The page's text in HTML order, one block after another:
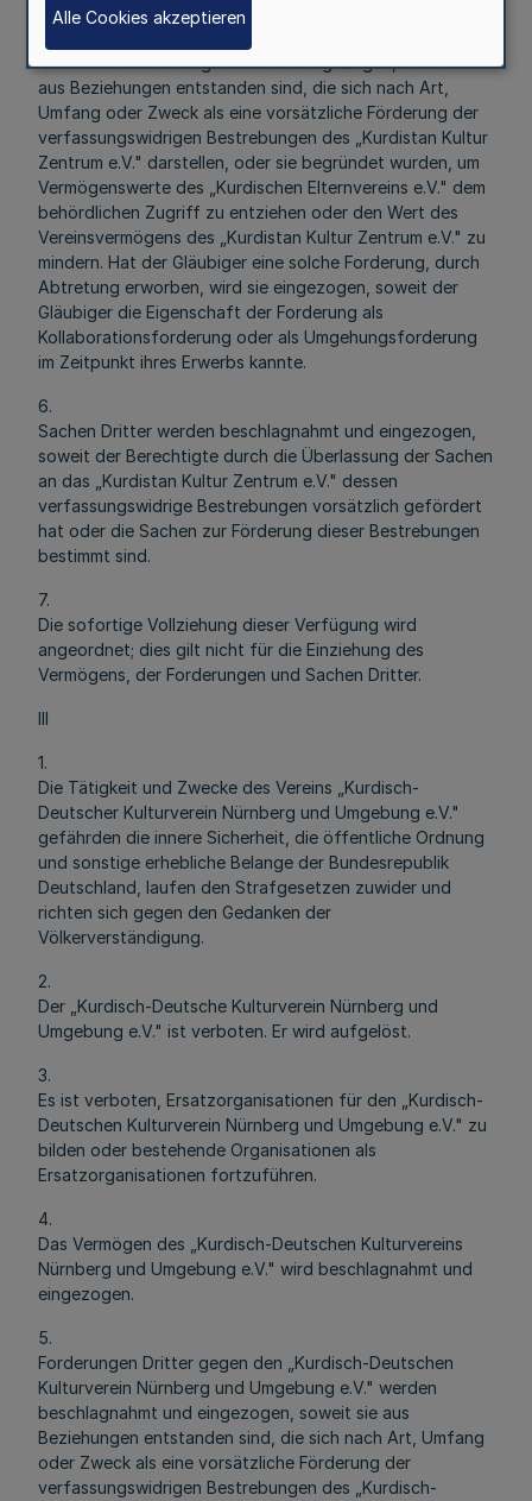
e.V." werden beschlagnahmt und eingezogen, soweit sie
aus Beziehungen entstanden sind, die sich nach Art,
Umfang oder Zweck als eine vorsätzliche Förderung der
verfassungswidrigen Bestrebungen des „Kurdistan Kultur
Zentrum e.V." darstellen, oder sie begründet wurden, um
Vermögenswerte des „Kurdischen Elternvereins e.V." dem
behördlichen Zugriff zu entziehen oder den Wert des
Vereinsvermögens des „Kurdistan Kultur Zentrum e.V." zu
mindern. Hat der Gläubiger eine solche Forderung, durch
Abtretung erworben, wird sie eingezogen, soweit der
Gläubiger die Eigenschaft der Forderung als
Kollaborationsforderung oder als Umgehungsforderung
im Zeitpunkt ihres Erwerbs kannte.
6.
Sachen Dritter werden beschlagnahmt und eingezogen,
soweit der Berechtigte durch die Überlassung der Sachen
an das „Kurdistan Kultur Zentrum e.V." dessen
verfassungswidrige Bestrebungen vorsätzlich gefördert
hat oder die Sachen zur Förderung dieser Bestrebungen
bestimmt sind.
7.
Die sofortige Vollziehung dieser Verfügung wird
angeordnet; dies gilt nicht für die Einziehung des
Vermögens, der Forderungen und Sachen Dritter.
III
1.
Die Tätigkeit und Zwecke des Vereins „Kurdisch-
Deutscher Kulturverein Nürnberg und Umgebung e.V."
gefährden die innere Sicherheit, die öffentliche Ordnung
und sonstige erhebliche Belange der Bundesrepublik
Deutschland, laufen den Strafgesetzen zuwider und
richten sich gegen den Gedanken der
Völkerverständigung.
2.
Der „Kurdisch-Deutsche Kulturverein Nürnberg und
Umgebung e.V." ist verboten. Er wird aufgelöst.
3.
Es ist verboten, Ersatzorganisationen für den „Kurdisch-
Deutschen Kulturverein Nürnberg und Umgebung e.V." zu
bilden oder bestehende Organisationen als
Ersatzorganisationen fortzuführen.
4.
Das Vermögen des „Kurdisch-Deutschen Kulturvereins
Nürnberg und Umgebung e.V." wird beschlagnahmt und
eingezogen.
5.
Forderungen Dritter gegen den „Kurdisch-Deutschen
Kulturverein Nürnberg und Umgebung e.V." werden
beschlagnahmt und eingezogen, soweit sie aus
Beziehungen entstanden sind, die sich nach Art, Umfang
oder Zweck als eine vorsätzliche Förderung der
verfassungswidrigen Bestrebungen des „Kurdisch-
Alle Cookies akzeptieren